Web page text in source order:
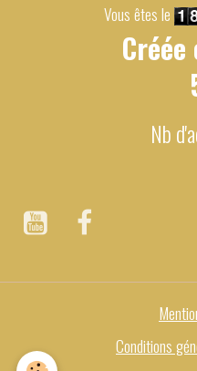
Vous êtes le
Créée
Nb
Conditions